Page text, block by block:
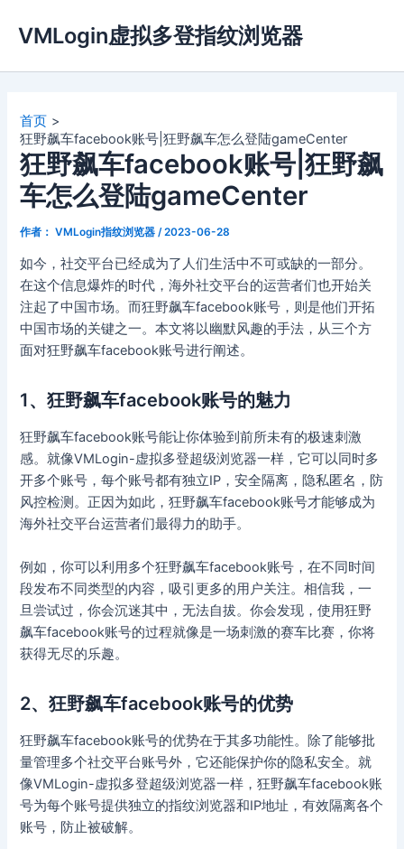
容
VMLogin虚拟多登指纹浏览器
首页
狂野飙车facebook账号|狂野飙车怎么登陆gameCenter
狂野飙车facebook账号|狂野飙
车怎么登陆gameCenter
作者： VMLogin指纹浏览器 /2023-06-28
如今，社交平台已经成为了人们生活中不可或缺的一部分。
在这个信息爆炸的时代，海外社交平台的运营者们也开始关
注起了中国市场。而狂野飙车facebook账号，则是他们开拓
中国市场的关键之一。本文将以幽默风趣的手法，从三个方
面对狂野飙车facebook账号进行阐述。
1、狂野飙车facebook账号的魅力
狂野飙车facebook账号能让你体验到前所未有的极速刺激
感。就像VMLogin-虚拟多登超级浏览器一样，它可以同时多
开多个账号，每个账号都有独立IP，安全隔离，隐私匿名，防
风控检测。正因为如此，狂野飙车facebook账号才能够成为
海外社交平台运营者们最得力的助手。
例如，你可以利用多个狂野飙车facebook账号，在不同时间
段发布不同类型的内容，吸引更多的用户关注。相信我，一
旦尝试过，你会沉迷其中，无法自拔。你会发现，使用狂野
飙车facebook账号的过程就像是一场刺激的赛车比赛，你将
获得无尽的乐趣。
2、狂野飙车facebook账号的优势
狂野飙车facebook账号的优势在于其多功能性。除了能够批
量管理多个社交平台账号外，它还能保护你的隐私安全。就
像VMLogin-虚拟多登超级浏览器一样，狂野飙车facebook账
号为每个账号提供独立的指纹浏览器和IP地址，有效隔离各个
账号，防止被破解。